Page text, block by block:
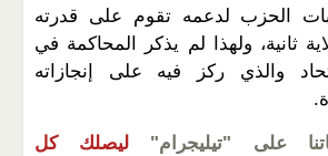
الحزب لدعمه تقوم على قدرته
ثانية، ولهذا لم يذكر المحاكمة في
والذي ركز فيه على إنجازاته
على "تيليجرام"
ليصلك كل